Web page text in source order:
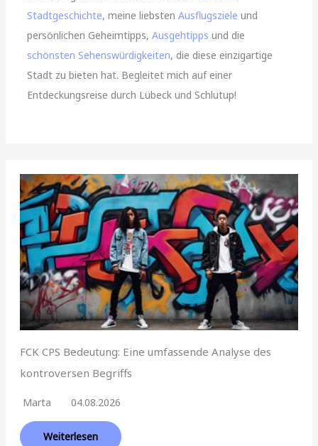
Stadtgeschichte, meine liebstenAusflugsziele und
persönlichen Geheimtipps,Ausgehtipps und die
schönsten Sehenswürdigkeiten, die diese einzigartige
Stadt zu bieten hat. Begleitet mich auf einer
Entdeckungsreise durch Lübeck und Schlutup!
FCK CPS Bedeutung: Eine umfassende Analyse des
kontroversen Begriffs
Marta 04.08.2026
Weiterlesen